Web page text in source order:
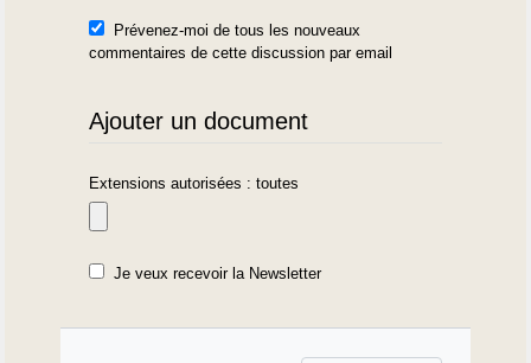
Prévenez-moi de tous les nouveaux
commentaires de cette discussion par email
Ajouter un document
Extensions autorisées : toutes
Je veux recevoir la Newsletter